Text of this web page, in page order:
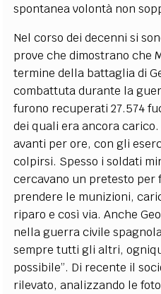
spontanea volontà non
Nel corso dei decenni si
prove che dimostrano che
termine della battaglia di
combattuta durante la
furono recuperati 27.574
dei quali era ancora
avanti per ore, con gli
colpirsi. Spesso i soldati
cercavano un pretesto per
prendere le munizioni,
riparo e così via. Anche
nella guerra civile
sempre tutti gli altri,
possibile”. Di recente il
rilevato, analizzando le